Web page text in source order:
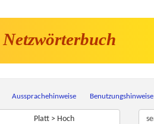
Netzwörterbuch
Aussprachehinweise Benutzungshinweise
Platt > Hoch